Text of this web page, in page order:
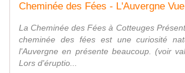
La Cheminée des Fées à Cotteuges
cheminée des fées est une curiosité
l'Auvergne en présente beaucoup. (voir
Lors d'éruptio...